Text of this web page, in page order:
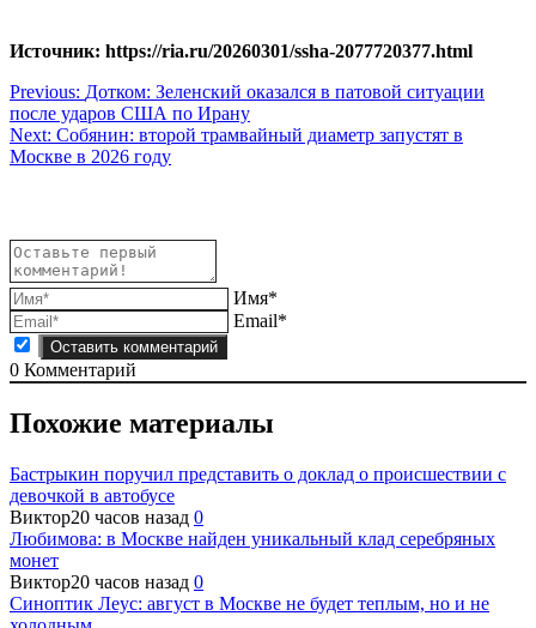
Источник: https://ria.ru/20260301/ssha-2077720377.html
Навигация
по
записям
Previous: Дотком: Зеленский оказался в патовой ситуации
после ударов США по Ирану
Next: Собянин: второй трамвайный диаметр запустят в
Москве в 2026 году
Имя*
Email*
0 Комментарий
Похожие материалы
Бастрыкин поручил представить о доклад о происшествии с
девочкой в автобусе
Виктор20 часов назад 0
Любимова: в Москве найден уникальный клад серебряных
монет
Виктор20 часов назад 0
Синоптик Леус: август в Москве не будет теплым, но и не